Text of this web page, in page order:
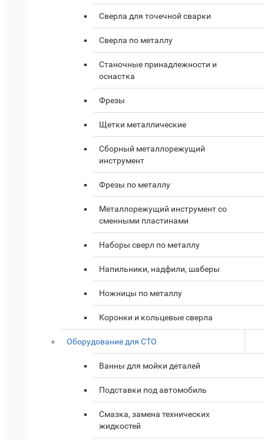
Сверла для точечной сварки
Сверла по металлу
Станочные принадлежности и
оснастка
Фрезы
Щетки металлические
Сборный металлорежущий
инструмент
Фрезы по металлу
Металлорежущий инструмент со
сменными пластинами
Наборы сверл по металлу
Напильники, надфили, шаберы
Ножницы по металлу
Коронки и кольцевые сверла
Оборудование для СТО
Ванны для мойки деталей
Подставки под автомобиль
Смазка, замена технических
жидкостей